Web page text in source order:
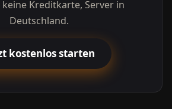
Kreditkarte, Server in
Deutschland.
kostenlos starten